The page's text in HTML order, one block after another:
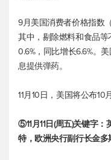
9月美国消费者价格指数
其中，剔除燃料和食品
0.6%，同比增长6.6%。
息提供弹药。
11月10日，美国将公布10
⑤11月11日(周五)关键字
特，欧洲央行副行长金多